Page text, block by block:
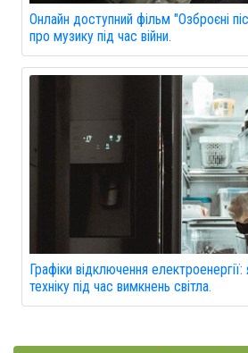
Онлайн доступний фільм "Озброєні
про музику під час війни.
Графіки відключення
техніку під час вимкнень світла.